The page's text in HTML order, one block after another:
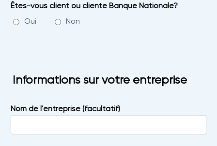
Êtes-vous client ou cliente Banque Nationale?
Oui
Non
Informations sur votre entreprise
Nom de l'entreprise (facultatif)